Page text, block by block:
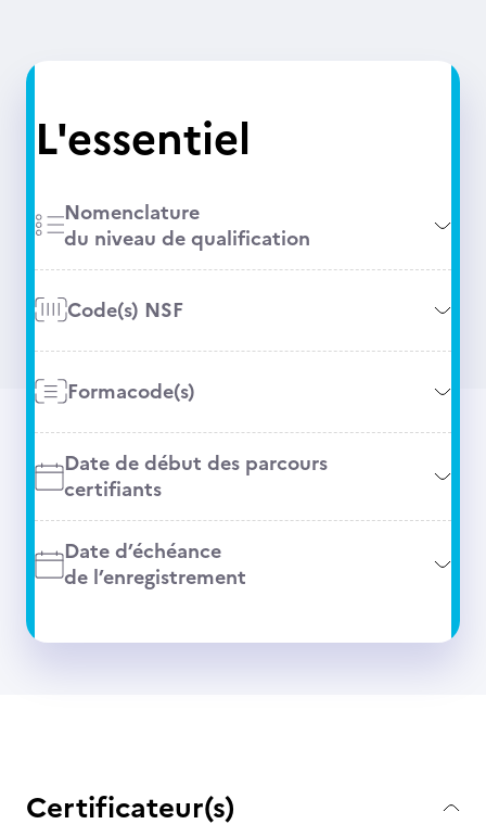
L'essentiel
Nomenclature
du niveau de qualification
Code(s) NSF
Formacode(s)
Date de début des parcours
certifiants
Date d’échéance
de l’enregistrement
Certificateur(s)